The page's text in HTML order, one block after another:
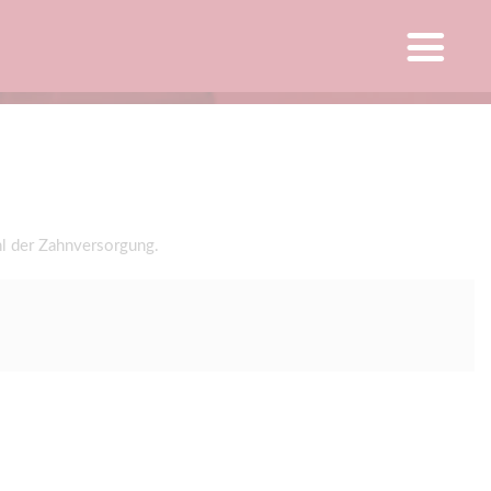
der Zahnversorgung.